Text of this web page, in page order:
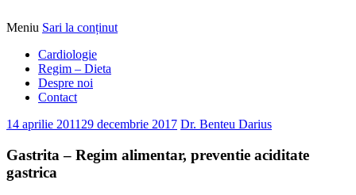
DrBendo.ro
Alimentatia sa iti fie medicatia
Meniu Sari la conținut
Cardiologie
Regim – Dieta
Despre noi
Contact
14 aprilie 2011 29 decembrie 2017 Dr. Benteu Darius
Gastrita – Regim alimentar, preventie aciditate
gastrica